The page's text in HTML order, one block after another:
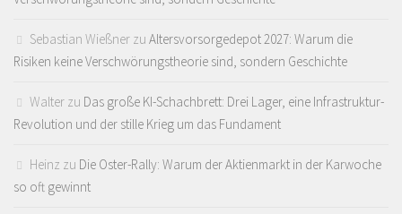
Sebastian Wießner zu Altersvorsorgedepot 2027: Warum die
Risiken keine Verschwörungstheorie sind, sondern Geschichte
Walter zu Das große KI-Schachbrett: Drei Lager, eine Infrastruktur-
Revolution und der stille Krieg um das Fundament
Heinz zu Die Oster-Rally: Warum der Aktienmarkt in der Karwoche
so oft gewinnt